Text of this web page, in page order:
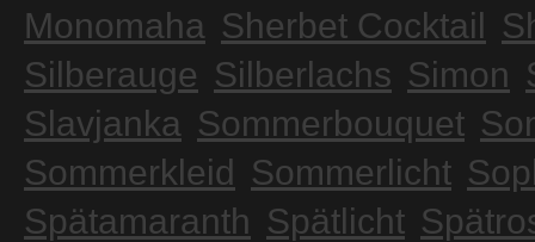
Monomaha Sherbet Cocktail
Silberauge Silberlachs Simon
Slavjanka Sommerbouquet
Sommerkleid Sommerlicht
Spätamaranth Spätlicht